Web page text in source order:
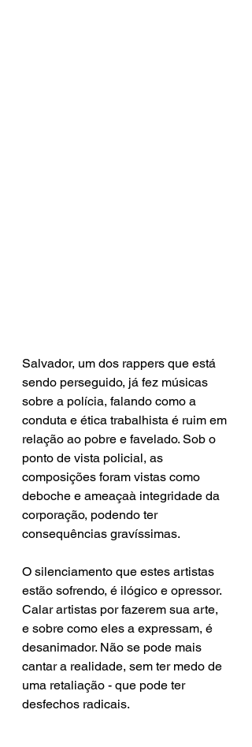
Salvador, um dos rappers que está
sendo perseguido, já fez músicas
sobre a polícia, falando como a
conduta e ética trabalhista é ruim em
relação ao pobre e favelado. Sob o
ponto de vista policial, as
composições foram vistas como
deboche e ameaçaà integridade da
corporação, podendo ter
consequências gravíssimas.
O silenciamento que estes artistas
estão sofrendo, é ilógico e opressor.
Calar artistas por fazerem sua arte,
e sobre como eles a expressam, é
desanimador. Não se pode mais
cantar a realidade, sem ter medo de
uma retaliação - que pode ter
desfechos radicais.